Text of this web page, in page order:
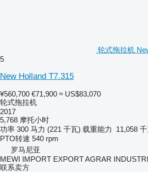
轮式拖拉机
5
New Holland T7.315
¥560,700 €71,900 ≈ US$83,070
轮式拖拉机
2017
5,768 摩托小时
功率 300 马力 (221 千瓦) 载重能力 11,058
PTO转速 540 rpm
罗马尼亚
MEWI IMPORT EXPORT AGRAR
联系卖方